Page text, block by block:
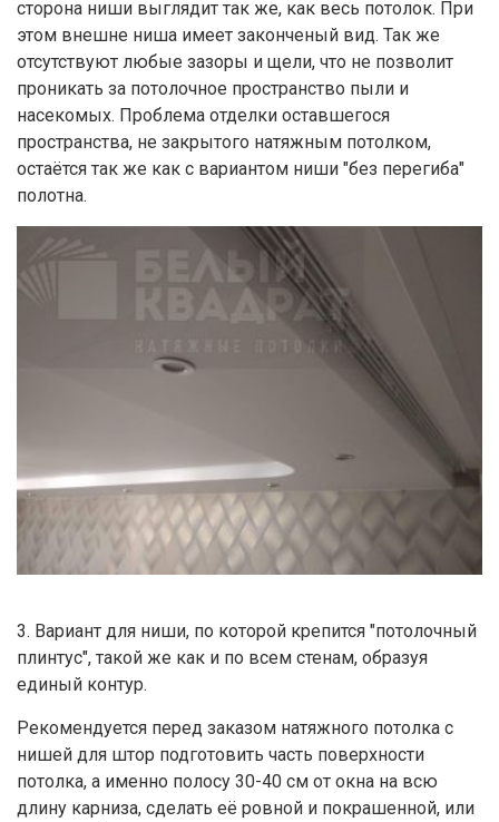
сторона ниши выглядит так же, как весь потолок. При
этом внешне ниша имеет законченый вид. Так же
отсутствуют любые зазоры и щели, что не позволит
проникать за потолочное пространство пыли и
насекомых. Проблема отделки оставшегося
пространства, не закрытого натяжным потолком,
остаётся так же как с вариантом ниши "без перегиба"
полотна.
3. Вариант для ниши, по которой крепится "потолочный
плинтус", такой же как и по всем стенам, образуя
единый контур.
Рекомендуется перед заказом натяжного потолка с
нишей для штор подготовить часть поверхности
потолка, а именно полосу 30-40 см от окна на всю
длину карниза, сделать её ровной и покрашенной, или